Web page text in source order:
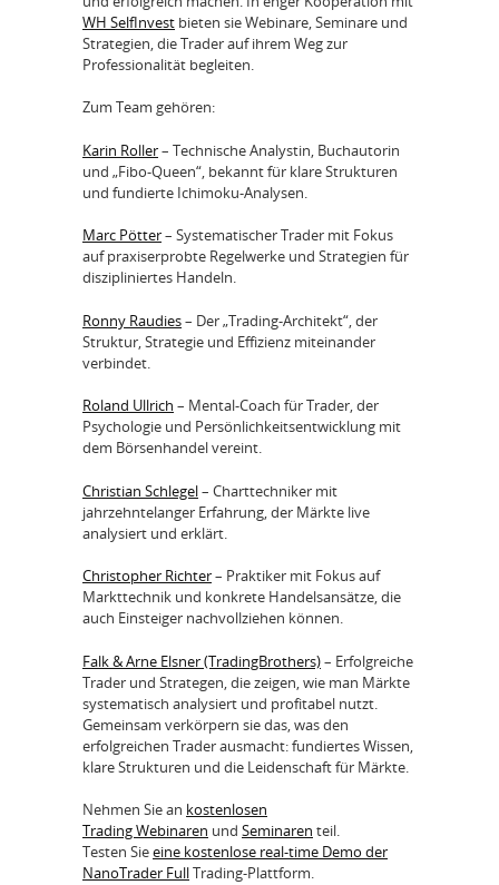
WH SelfInvest bieten sie Webinare, Seminare und
Strategien, die Trader auf ihrem Weg zur
Professionalität begleiten.
Zum Team gehören:
Karin Roller– Technische Analystin, Buchautorin
und „Fibo-Queen“, bekannt für klare Strukturen
und fundierte Ichimoku-Analysen.
Marc Pötter– Systematischer Trader mit Fokus
auf praxiserprobte Regelwerke und Strategien für
diszipliniertes Handeln.
Ronny Raudies– Der „Trading-Architekt“, der
Struktur, Strategie und Effizienz miteinander
verbindet.
Roland Ullrich – Mental-Coach für Trader, der
Psychologie und Persönlichkeitsentwicklung mit
dem Börsenhandel vereint.
Christian Schlegel– Charttechniker mit
jahrzehntelanger Erfahrung, der Märkte live
analysiert und erklärt.
Christopher Richter– Praktiker mit Fokus auf
Markttechnik und konkrete Handelsansätze, die
auch Einsteiger nachvollziehen können.
Falk & Arne Elsner (TradingBrothers)– Erfolgreiche
Trader und Strategen, die zeigen, wie man Märkte
systematisch analysiert und profitabel nutzt.
Gemeinsam verkörpern sie das, was den
erfolgreichen Trader ausmacht: fundiertes Wissen,
klare Strukturen und die Leidenschaft für Märkte.
Nehmen Sie an kostenlosen
Trading Webinaren und Seminaren teil.
Testen Sieeine kostenlose real-time Demo der
NanoTrader FullTrading-Plattform.